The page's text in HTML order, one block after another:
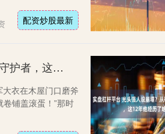
配资炒股最新
实盘杠杆平台 光头强人设崩塌？从砍树贼到守护者，这12年他经历了啥
衣在木屋门口磨斧
铺盖滚蛋！”那时